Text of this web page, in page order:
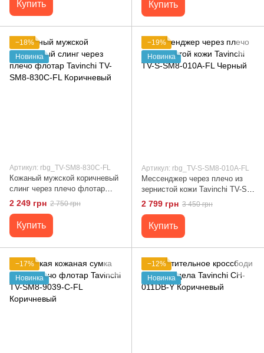
Купить Купить
−18%
Новинка
Артикул: rbg_TV-SM8-830C-FL
Кожаный мужской коричневый
слинг через плечо флотар
Tavinchi TV-SM8-830C-FL
Коричневый
2 249 грн 2 750 грн
Купить
−19%
Новинка
Артикул: rbg_TV-S-SM8-010A-FL
Мессенджер через плечо из
зернистой кожи Tavinchi TV-S-
SM8-010A-FL Черный
2 799 грн 3 450 грн
Купить
−17%
Новинка
−12%
Новинка